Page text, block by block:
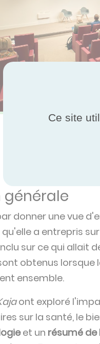
générale
donner une vue
a entrepris
sur ce qui allait
obtenus lorsque
ensemble.
ont exploré
sur la santé, le
et un résumé de
Ce site